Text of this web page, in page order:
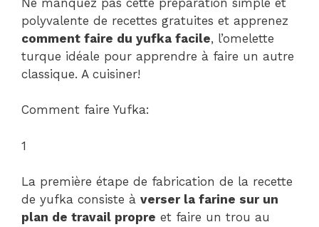
polyvalente de recettes gratuites et apprenez
comment faire du yufka facile, l’omelette
turque idéale pour apprendre à faire un autre
classique. A cuisiner!
Comment faire Yufka:
1
La première étape de fabrication de la recette
de yufka consiste à verser la farine sur un
plan de travail propre et faire un trou au